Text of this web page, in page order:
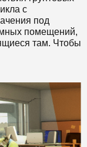
с
под
помещений,
там. Чтобы